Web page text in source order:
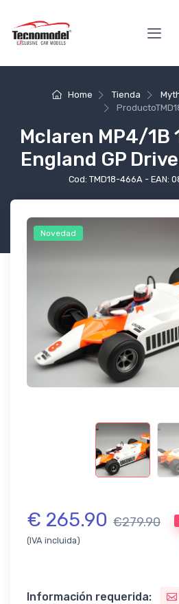
Home Tienda
Producto
Mclaren MP4/1B
England GP
Cod: TMD18-466A - EAN:
Novedad
€ 265.90 €279.90
(IVA incluida)
Información requerida: